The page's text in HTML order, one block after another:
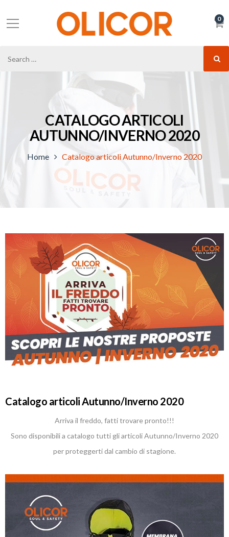
0
CATALOGO ARTICOLI
AUTUNNO/INVERNO 2020
Home Catalogo articoli Autunno/Inverno 2020
Catalogo articoli Autunno/Inverno 2020
Arriva il freddo, fatti trovare pronto!!!
Sono disponibili a catalogo tutti gli articoli Autunno/Inverno 2020
per proteggerti dal cambio di stagione.